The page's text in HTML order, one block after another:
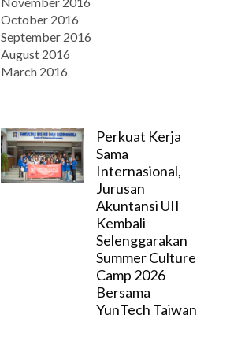
October 2016
September 2016
August 2016
March 2016
Perkuat Kerja
Sama
Internasional,
Jurusan
Akuntansi UII
Kembali
Selenggarakan
Summer Culture
Camp 2026
Bersama
YunTech Taiwan